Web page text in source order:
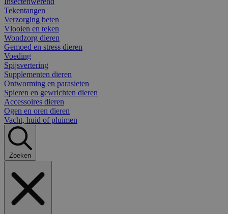
Tekentangen
Verzorging beten
Vlooien en teken
Wondzorg dieren
Gemoed en stress dieren
Voeding
Spijsvertering
Supplementen dieren
Ontworming en parasieten
Spieren en gewrichten dieren
Accessoires dieren
Ogen en oren dieren
Vacht, huid of pluimen
Zoeken